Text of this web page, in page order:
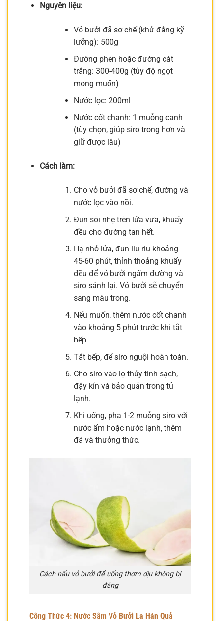
Nguyên liệu:
Vỏ bưởi đã sơ chế (khử đắng kỹ
lưỡng): 500g
Đường phèn hoặc đường cát
trắng: 300-400g (tùy độ ngọt
mong muốn)
Nước lọc: 200ml
Nước cốt chanh: 1 muỗng canh
(tùy chọn, giúp siro trong hơn và
giữ được lâu)
Cách làm:
Cho vỏ bưởi đã sơ chế, đường và
nước lọc vào nồi.
Đun sôi nhẹ trên lửa vừa, khuấy
đều cho đường tan hết.
Hạ nhỏ lửa, đun liu riu khoảng
45-60 phút, thỉnh thoảng khuấy
đều để vỏ bưởi ngấm đường và
siro sánh lại. Vỏ bưởi sẽ chuyển
sang màu trong.
Nếu muốn, thêm nước cốt chanh
vào khoảng 5 phút trước khi tắt
bếp.
Tắt bếp, để siro nguội hoàn toàn.
Cho siro vào lọ thủy tinh sạch,
đậy kín và bảo quản trong tủ
lạnh.
Khi uống, pha 1-2 muỗng siro với
nước ấm hoặc nước lạnh, thêm
đá và thưởng thức.
Cách nấu vỏ bưởi để uống thơm dịu không bị
đắng
Công Thức 4: Nước Sâm Vỏ Bưởi La Hán Quả